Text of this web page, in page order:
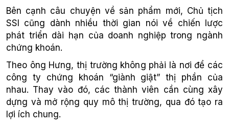
Bên cạnh câu chuyện về sản phẩm mới, Chủ tịch
SSI cũng dành nhiều thời gian nói về chiến lược
phát triển dài hạn của doanh nghiệp trong ngành
chứng khoán.
Theo ông Hưng, thị trường không phải là nơi để các
công ty chứng khoán “giành giật” thị phần của
nhau. Thay vào đó, các thành viên cần cùng xây
dựng và mở rộng quy mô thị trường, qua đó tạo ra
lợi ích chung.